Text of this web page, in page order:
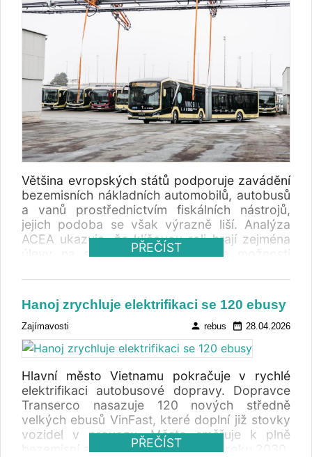
Většina evropských států podporuje zavádění
bezemisních nákladních automobilů, autobusů
a vanů prostřednictvím fiskálních nástrojů,
jejich podoba se však výrazně liší. Analýza
ACEA ukazuje, že klíčovou roli hrají zejména
úlevy na silniční dani, mýtném a možnosti
PŘEČÍST
Hanoj zrychluje elektrifikaci se 120 ebusy
Zajímavosti person rebus date_range 28.04.2026
Hlavní město Vietnamu pokračuje v rychlé
elektrifikaci autobusové dopravy. Dopravce
Transerco nasazuje 120 nových středně
velkých ebusů VinFast, které doplní již stovky
vozidel v provozu. Město směřuje k plně
bezemisní autobusové dopravě do roku 2030.
PŘEČÍST